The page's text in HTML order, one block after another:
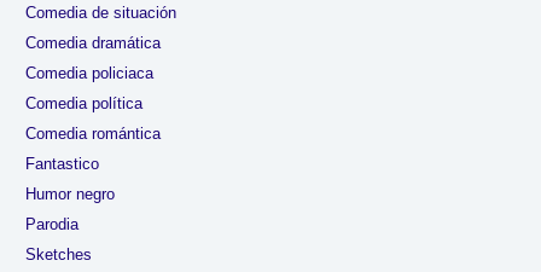
Comedia de situación
Comedia dramática
Comedia policiaca
Comedia política
Comedia romántica
Fantastico
Humor negro
Parodia
Sketches